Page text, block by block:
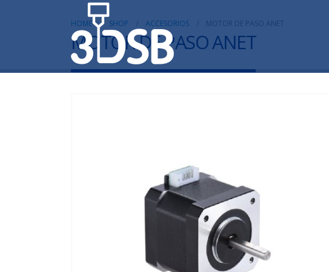
HOME SHOP ACCESORIOS MOTOR DE PASO ANET
MOTOR DE PASO ANET